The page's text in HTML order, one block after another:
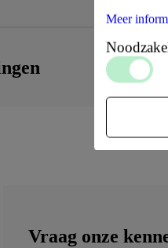
Vraag onze
Meer